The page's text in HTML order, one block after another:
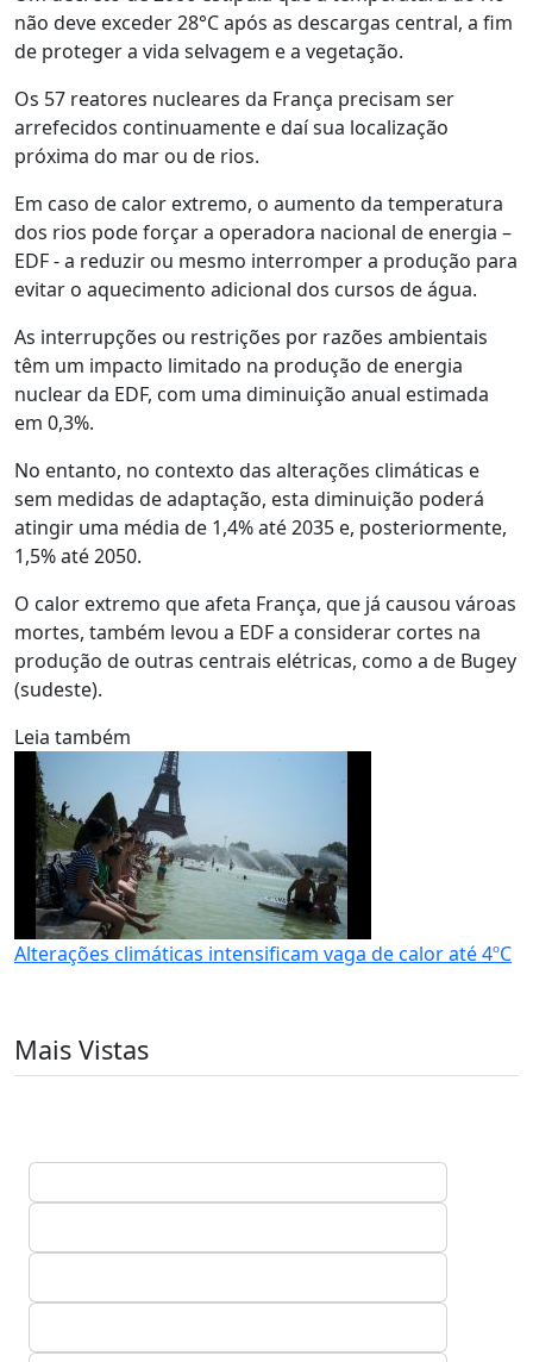
não deve exceder 28°C após as descargas central, a fim
de proteger a vida selvagem e a vegetação.
Os 57 reatores nucleares da França precisam ser
arrefecidos continuamente e daí sua localização
próxima do mar ou de rios.
Em caso de calor extremo, o aumento da temperatura
dos rios pode forçar a operadora nacional de energia –
EDF - a reduzir ou mesmo interromper a produção para
evitar o aquecimento adicional dos cursos de água.
As interrupções ou restrições por razões ambientais
têm um impacto limitado na produção de energia
nuclear da EDF, com uma diminuição anual estimada
em 0,3%.
No entanto, no contexto das alterações climáticas e
sem medidas de adaptação, esta diminuição poderá
atingir uma média de 1,4% até 2035 e, posteriormente,
1,5% até 2050.
O calor extremo que afeta França, que já causou vároas
mortes, também levou a EDF a considerar cortes na
produção de outras centrais elétricas, como a de Bugey
(sudeste).
Leia também
Alterações climáticas intensificam vaga de calor até 4ºC
Mais Vistas